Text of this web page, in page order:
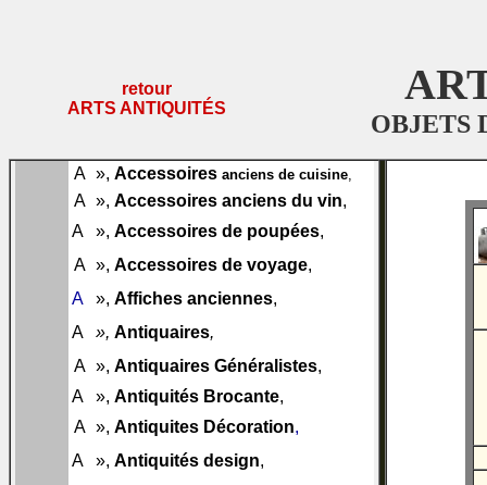
retour
ARTS ANTIQUITÉS
OBJETS
A », Accessoires anciens de cuisine,
A », Accessoires anciens du vin,
A », Accessoires de poupées,
A », Accessoires de voyage,
A », Affiches anciennes,
A », Antiquaires,
A », Antiquaires Généralistes,
A », Antiquités Brocante,
A », Antiquites Décoration,
A », Antiquités design,